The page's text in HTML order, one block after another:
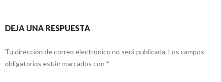
DEJA UNA RESPUESTA
Tu dirección de correo electrónico no será publicada. Los campos
obligatorios están marcados con *